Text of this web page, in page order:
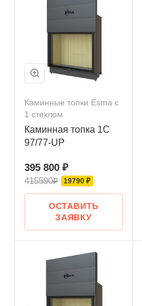
Каминные топки Esma с
1 стеклом
Каминная топка 1C
97/77-UP
395 800 ₽
415590₽ 19790 ₽
ОСТАВИТЬ
ЗАЯВКУ